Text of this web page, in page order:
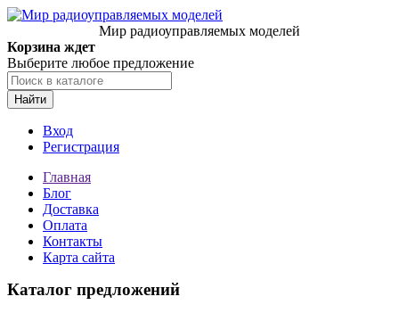
Мир радиоуправляемых моделей
Корзина ждет
Выберите любое предложение
Найти
Вход
Регистрация
Главная
Блог
Доставка
Оплата
Контакты
Карта сайта
Каталог предложений